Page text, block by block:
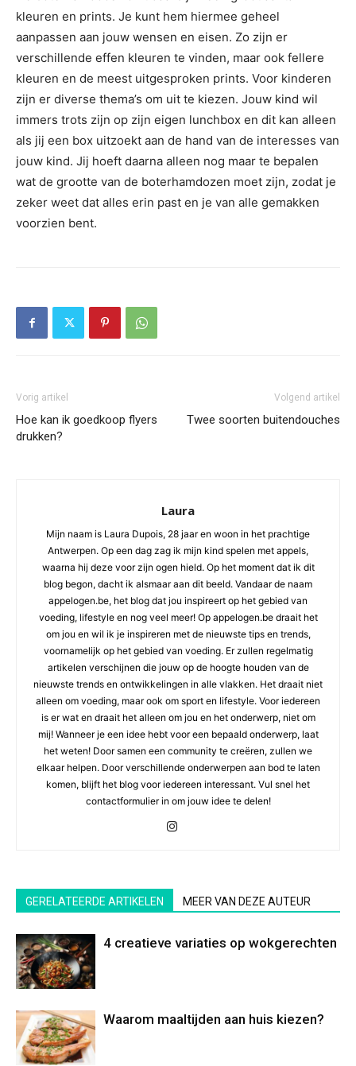
kleuren en prints. Je kunt hem hiermee geheel
aanpassen aan jouw wensen en eisen. Zo zijn er
verschillende effen kleuren te vinden, maar ook fellere
kleuren en de meest uitgesproken prints. Voor kinderen
zijn er diverse thema’s om uit te kiezen. Jouw kind wil
immers trots zijn op zijn eigen lunchbox en dit kan alleen
als jij een box uitzoekt aan de hand van de interesses van
jouw kind. Jij hoeft daarna alleen nog maar te bepalen
wat de grootte van de boterhamdozen moet zijn, zodat je
zeker weet dat alles erin past en je van alle gemakken
voorzien bent.
Vorig artikel
Hoe kan ik goedkoop flyers
drukken?
Volgend artikel
Twee soorten buitendouches
Laura
Mijn naam is Laura Dupois, 28 jaar en woon in het prachtige
Antwerpen. Op een dag zag ik mijn kind spelen met appels,
waarna hij deze voor zijn ogen hield. Op het moment dat ik dit
blog begon, dacht ik alsmaar aan dit beeld. Vandaar de naam
appelogen.be, het blog dat jou inspireert op het gebied van
voeding, lifestyle en nog veel meer! Op appelogen.be draait het
om jou en wil ik je inspireren met de nieuwste tips en trends,
voornamelijk op het gebied van voeding. Er zullen regelmatig
artikelen verschijnen die jouw op de hoogte houden van de
nieuwste trends en ontwikkelingen in alle vlakken. Het draait niet
alleen om voeding, maar ook om sport en lifestyle. Voor iedereen
is er wat en draait het alleen om jou en het onderwerp, niet om
mij! Wanneer je een idee hebt voor een bepaald onderwerp, laat
het weten! Door samen een community te creëren, zullen we
elkaar helpen. Door verschillende onderwerpen aan bod te laten
komen, blijft het blog voor iedereen interessant. Vul snel het
contactformulier in om jouw idee te delen!
GERELATEERDE ARTIKELEN MEER VAN DEZE AUTEUR
4 creatieve variaties op wokgerechten
Waarom maaltijden aan huis kiezen?